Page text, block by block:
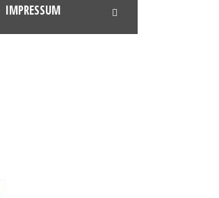
IMPRESSUM